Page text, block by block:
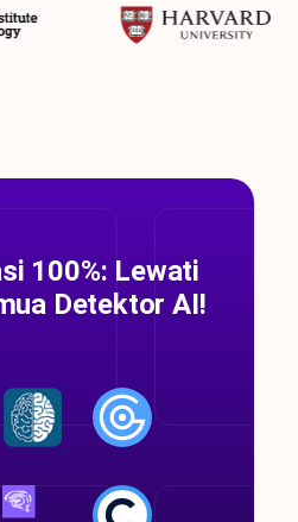
100%: Lewati
Detektor AI!